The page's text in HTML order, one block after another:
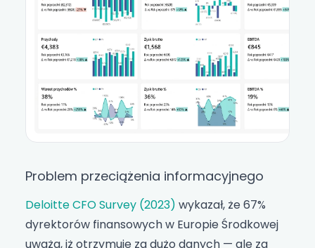
Problem przeciążenia informacyjnego
Deloitte CFO Survey (2023) wykazał, że 67%
dyrektorów finansowych w Europie Środkowej
uważa, iż otrzymuje za dużo danych — ale za